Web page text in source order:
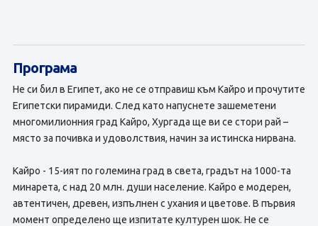
Програма
Не си бил в Египет, ако не се отправиш към Кайро и прочутите
Египетски пирамиди. След като напуснете зашеметени
многомилионния град Кайро, Хургада ще ви се стори рай –
място за почивка и удоволствия, начин за истинска нирвана.
Кайро - 15-ият по големина град в света, градът на 1000-та
минарета, с над 20 млн. души население. Кайро е модерен,
автентичен, древен, изпълнен с ухания и цветове. В първия
момент определено ще изпитате културен шок. Не се